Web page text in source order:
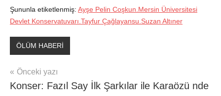
Şununla etiketlenmiş: Ayşe Pelin Coşkun.Mersin Üniversitesi
Devlet Konservatuvarı.Tayfur Çağlayansu.Suzan Altıner
ÖLÜM HABERİ
Yazı
gezinmesi
Önceki yazı
Konser: Fazıl Say İlk Şarkılar ile Karaözü nde